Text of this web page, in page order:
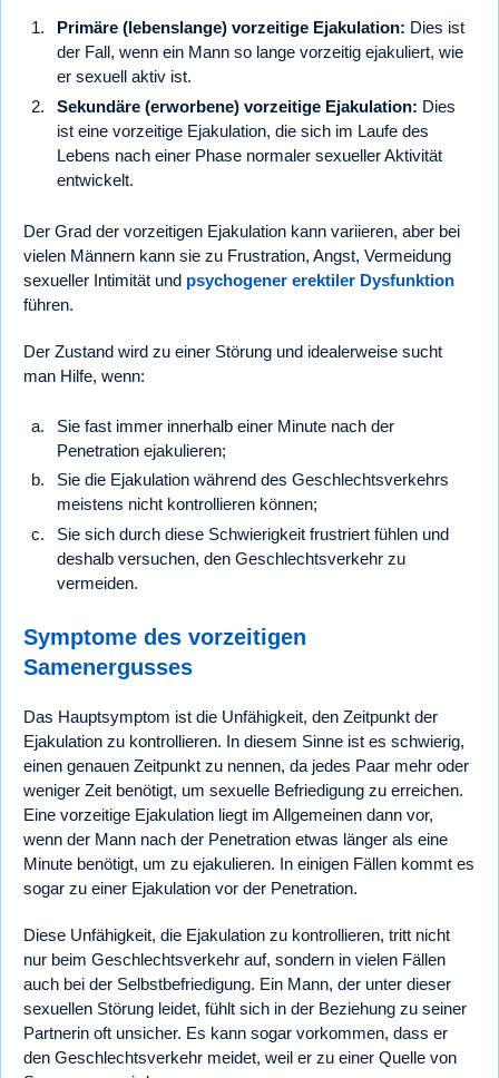
Primäre (lebenslange) vorzeitige Ejakulation: Dies ist
der Fall, wenn ein Mann so lange vorzeitig ejakuliert, wie
er sexuell aktiv ist.
Sekundäre (erworbene) vorzeitige Ejakulation: Dies
ist eine vorzeitige Ejakulation, die sich im Laufe des
Lebens nach einer Phase normaler sexueller Aktivität
entwickelt.
Der Grad der vorzeitigen Ejakulation kann variieren, aber bei
vielen Männern kann sie zu Frustration, Angst, Vermeidung
sexueller Intimität und psychogener erektiler Dysfunktion
führen.
Der Zustand wird zu einer Störung und idealerweise sucht
man Hilfe, wenn:
Sie fast immer innerhalb einer Minute nach der
Penetration ejakulieren;
Sie die Ejakulation während des Geschlechtsverkehrs
meistens nicht kontrollieren können;
Sie sich durch diese Schwierigkeit frustriert fühlen und
deshalb versuchen, den Geschlechtsverkehr zu
vermeiden.
Symptome des vorzeitigen
Samenergusses
Das Hauptsymptom ist die Unfähigkeit, den Zeitpunkt der
Ejakulation zu kontrollieren. In diesem Sinne ist es schwierig,
einen genauen Zeitpunkt zu nennen, da jedes Paar mehr oder
weniger Zeit benötigt, um sexuelle Befriedigung zu erreichen.
Eine vorzeitige Ejakulation liegt im Allgemeinen dann vor,
wenn der Mann nach der Penetration etwas länger als eine
Minute benötigt, um zu ejakulieren. In einigen Fällen kommt es
sogar zu einer Ejakulation vor der Penetration.
Diese Unfähigkeit, die Ejakulation zu kontrollieren, tritt nicht
nur beim Geschlechtsverkehr auf, sondern in vielen Fällen
auch bei der Selbstbefriedigung. Ein Mann, der unter dieser
sexuellen Störung leidet, fühlt sich in der Beziehung zu seiner
Partnerin oft unsicher. Es kann sogar vorkommen, dass er
den Geschlechtsverkehr meidet, weil er zu einer Quelle von